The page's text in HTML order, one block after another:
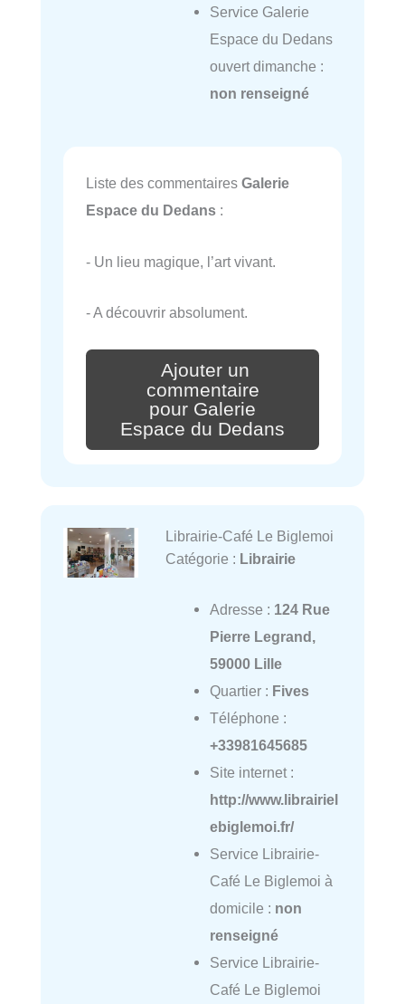
Service Galerie
Espace du Dedans
ouvert dimanche :
non renseigné
Liste des commentaires Galerie
Espace du Dedans :
- Un lieu magique, l’art vivant.
- A découvrir absolument.
Ajouter un
commentaire
pour Galerie
Espace du Dedans
Librairie-Café Le Biglemoi
Catégorie : Librairie
Adresse : 124 Rue
Pierre Legrand,
59000 Lille
Quartier : Fives
Téléphone :
+33981645685
Site internet :
http://www.librairiel
ebiglemoi.fr/
Service Librairie-
Café Le Biglemoi à
domicile : non
renseigné
Service Librairie-
Café Le Biglemoi